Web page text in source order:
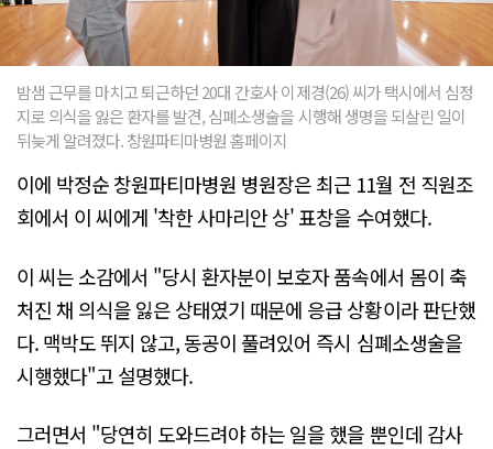
밤샘 근무를 마치고 퇴근하던 20대 간호사 이제경(26) 씨가 택시에서 심정
지로 의식을 잃은 환자를 발견, 심폐소생술을 시행해 생명을 되살린 일이
뒤늦게 알려졌다. 창원파티마병원 홈페이지
이에 박정순 창원파티마병원 병원장은 최근 11월 전 직원조
회에서 이 씨에게 '착한 사마리안 상' 표창을 수여했다.
이 씨는 소감에서 "당시 환자분이 보호자 품속에서 몸이 축
처진 채 의식을 잃은 상태였기 때문에 응급 상황이라 판단했
다. 맥박도 뛰지 않고, 동공이 풀려있어 즉시 심폐소생술을
시행했다"고 설명했다.
그러면서 "당연히 도와드려야 하는 일을 했을 뿐인데 감사